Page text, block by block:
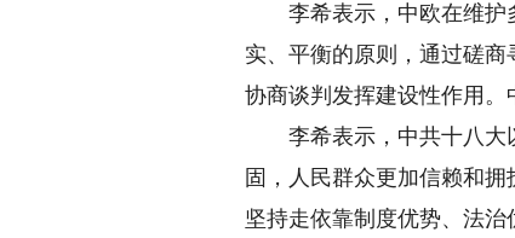
李希表示，中欧在维护多
实、平衡的原则，通过磋
协商谈判发挥建设性作用。
李希表示，中共十八大以
固，人民群众更加信赖和
坚持走依靠制度优势、法